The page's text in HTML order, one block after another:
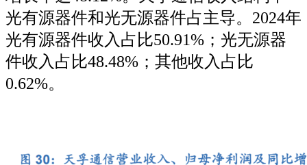
光有源器件和光无源器件占主导。2024年
光有源器件收入占比50.91%；光无源器
件收入占比48.48%；其他收入占比
0.62%。